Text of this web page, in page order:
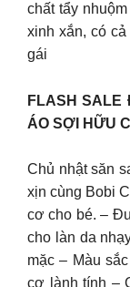
chất tẩy
xinh xắn, có
gái
FLASH SALE
ÁO SỢI HỮU
Chủ nhật săn
xịn cùng Bobi
cơ cho bé. –
cho làn da
mặc – Màu
cơ lành tính –